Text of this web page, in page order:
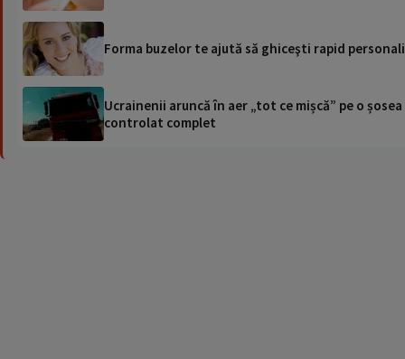
Forma buzelor te ajută să ghiceşti rapid
Ucrainenii aruncă în aer „tot ce mișcă” pe o
controlat complet